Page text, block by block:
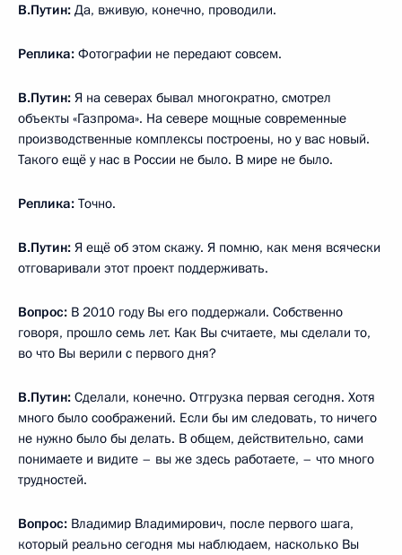
В.Путин: Да, вживую, конечно, проводили.
Реплика: Фотографии не передают совсем.
В.Путин: Я на северах бывал многократно, смотрел
объекты «Газпрома». На севере мощные современные
производственные комплексы построены, но у вас новый.
Такого ещё у нас в России не было. В мире не было.
Реплика: Точно.
В.Путин: Я ещё об этом скажу. Я помню, как меня всячески
отговаривали этот проект поддерживать.
Вопрос: В 2010 году Вы его поддержали. Собственно
говоря, прошло семь лет. Как Вы считаете, мы сделали то,
во что Вы верили с первого дня?
В.Путин: Сделали, конечно. Отгрузка первая сегодня. Хотя
много было соображений. Если бы им следовать, то ничего
не нужно было бы делать. В общем, действительно, сами
понимаете и видите – вы же здесь работаете, – что много
трудностей.
Вопрос: Владимир Владимирович, после первого шага,
который реально сегодня мы наблюдаем, насколько Вы